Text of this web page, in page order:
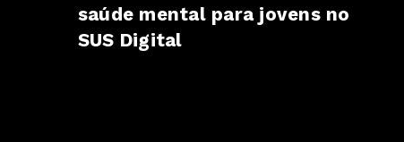
saúde mental para jovens no
SUS Digital